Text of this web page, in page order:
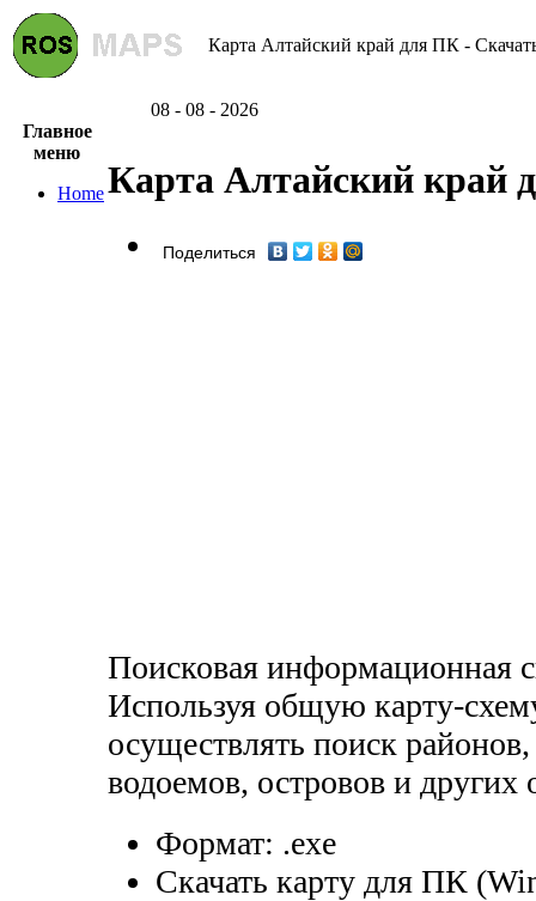
Карта Алтайский край для ПК -
08 - 08 - 2026
Главное
меню
HomeКарта Алтайский край
Поделиться
Поисковая информационная
Используя общую карту-
осуществлять поиск
водоемов, островов и других
Формат: .exe
Скачать карту для ПК